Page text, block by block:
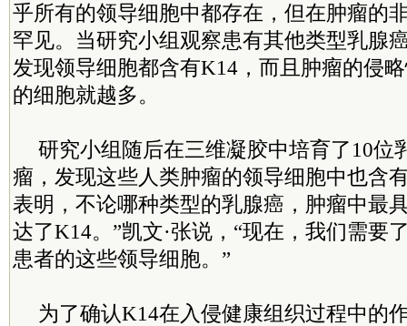
乎所有的领导细胞中都存在，但在肿瘤的
罕见。当研究小组观察患有其他类型乳腺
发现领导细胞都含有K14，而且肿瘤的侵
的细胞就越多。
研究小组随后在三维凝胶中培育了10位
瘤，发现这些人类肿瘤的领导细胞中也含
表明，不论哪种类型的乳腺癌，肿瘤中最
达了K14。”凯文·张说，“现在，我们需要
患者的这些领导细胞。”
为了确认K14在入侵健康组织过程中的